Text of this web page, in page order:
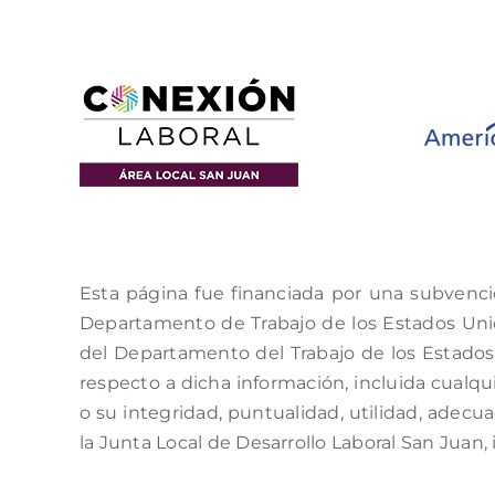
Esta página fue financiada por una
Departamento de Trabajo de los Estados
del Departamento del Trabajo de los
respecto a dicha información, incluida
o su integridad, puntualidad, utilidad,
la Junta Local de Desarrollo Laboral San